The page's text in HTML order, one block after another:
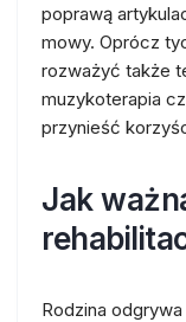
poprawą
mowy. Oprócz
rozważyć także
muzykoterapia
przynieść
Jak
Rodzina